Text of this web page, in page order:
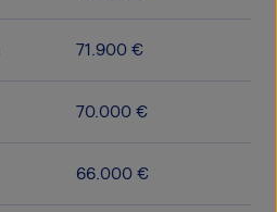
71.900 €
70.000 €
66.000 €